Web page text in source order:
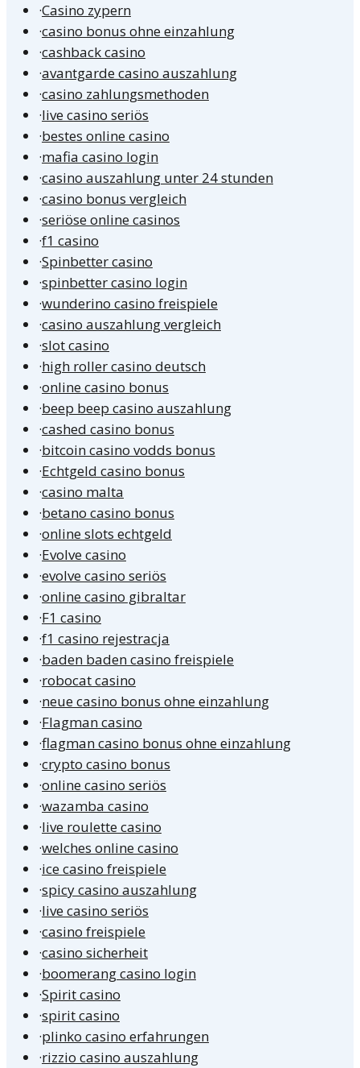
·Casino zypern
·casino bonus ohne einzahlung
·cashback casino
·avantgarde casino auszahlung
·casino zahlungsmethoden
·live casino seriös
·bestes online casino
·mafia casino login
·casino auszahlung unter 24 stunden
·casino bonus vergleich
·seriöse online casinos
·f1 casino
·Spinbetter casino
·spinbetter casino login
·wunderino casino freispiele
·casino auszahlung vergleich
·slot casino
·high roller casino deutsch
·online casino bonus
·beep beep casino auszahlung
·cashed casino bonus
·bitcoin casino vodds bonus
·Echtgeld casino bonus
·casino malta
·betano casino bonus
·online slots echtgeld
·Evolve casino
·evolve casino seriös
·online casino gibraltar
·F1 casino
·f1 casino rejestracja
·baden baden casino freispiele
·robocat casino
·neue casino bonus ohne einzahlung
·Flagman casino
·flagman casino bonus ohne einzahlung
·crypto casino bonus
·online casino seriös
·wazamba casino
·live roulette casino
·welches online casino
·ice casino freispiele
·spicy casino auszahlung
·live casino seriös
·casino freispiele
·casino sicherheit
·boomerang casino login
·Spirit casino
·spirit casino
·plinko casino erfahrungen
·rizzio casino auszahlung